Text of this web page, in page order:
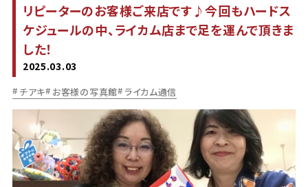
リピーターのお客様ご来店です♪今回もハードス
ケジュールの中、ライカム店まで足を運んで頂きま
した！
2025.03.03
チアキ お客様の写真館 ライカム通信